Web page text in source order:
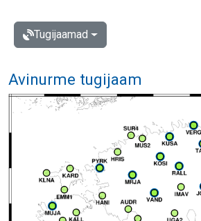
Tugijaamad
Avinurme tugijaam